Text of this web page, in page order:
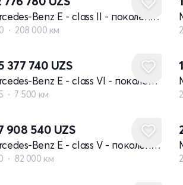
Mercedes-Benz E - class II - поколение W210 рестайлинг
208 000 км
377 740 UZS
Mercedes-Benz E - class VI - поколение (W214, S214)
7 500 км
908 540 UZS
Mercedes-Benz E - class V - поколение W213
82 000 км